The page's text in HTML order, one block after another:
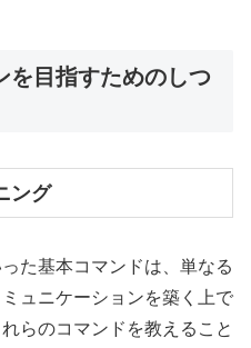
を目指すためのしつ
ング
た基本コマンドは、単なる
ュニケーションを築く上で
らのコマンドを教えること